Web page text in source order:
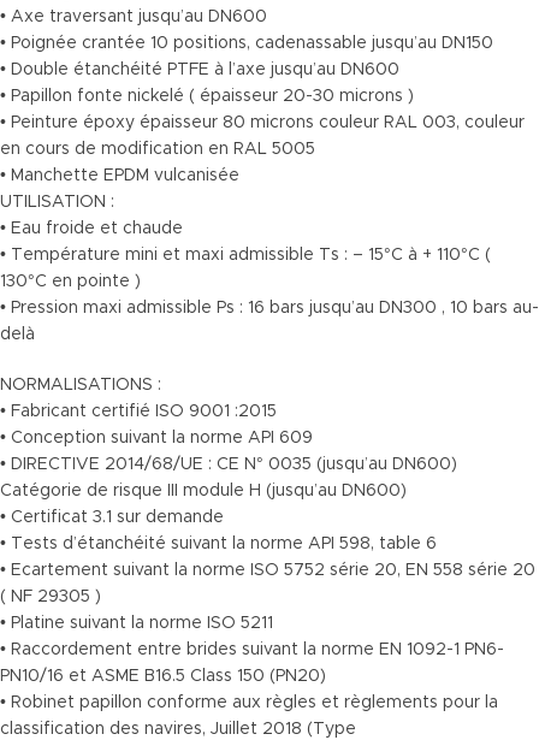
• Axe traversant jusqu’au DN600
• Poignée crantée 10 positions, cadenassable jusqu’au DN150
• Double étanchéité PTFE à l’axe jusqu’au DN600
• Papillon fonte nickelé ( épaisseur 20-30 microns )
• Peinture époxy épaisseur 80 microns couleur RAL 003, couleur
en cours de modification en RAL 5005
• Manchette EPDM vulcanisée
UTILISATION :
• Eau froide et chaude
• Température mini et maxi admissible Ts : – 15°C à + 110°C (
130°C en pointe )
• Pression maxi admissible Ps : 16 bars jusqu’au DN300 , 10 bars au-
delà
NORMALISATIONS :
• Fabricant certifié ISO 9001 :2015
• Conception suivant la norme API 609
• DIRECTIVE 2014/68/UE : CE N° 0035 (jusqu’au DN600)
Catégorie de risque III module H (jusqu’au DN600)
• Certificat 3.1 sur demande
• Tests d’étanchéité suivant la norme API 598, table 6
• Ecartement suivant la norme ISO 5752 série 20, EN 558 série 20
( NF 29305 )
• Platine suivant la norme ISO 5211
• Raccordement entre brides suivant la norme EN 1092-1 PN6-
PN10/16 et ASME B16.5 Class 150 (PN20)
• Robinet papillon conforme aux règles et règlements pour la
classification des navires, Juillet 2018 (Type